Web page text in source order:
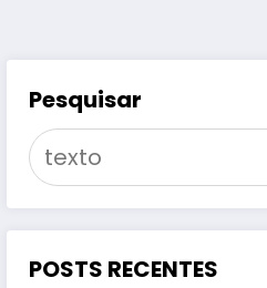
Pesquisar
POSTS RECENTES